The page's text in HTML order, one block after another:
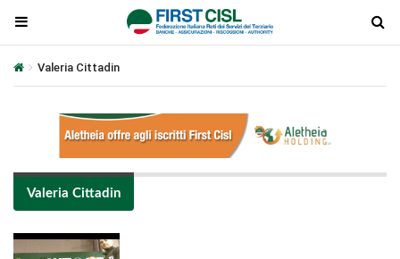
Valeria Cittadin
Valeria Cittadin